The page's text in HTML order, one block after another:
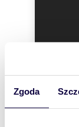
Zgoda
Radomia,
okolicy
Kontakt:
Ewa